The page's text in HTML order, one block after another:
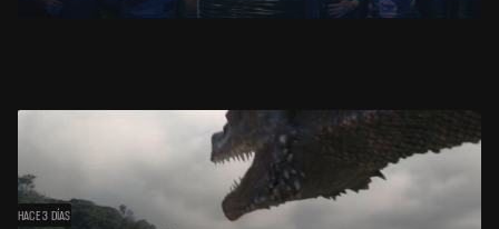
HACE 3 DÍAS